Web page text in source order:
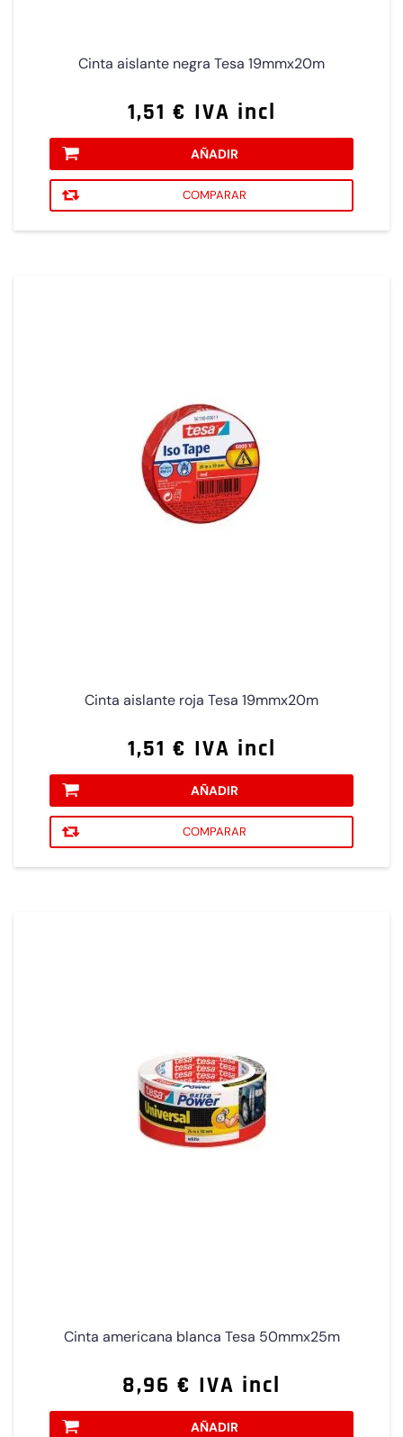
Cinta aislante negra Tesa 19mmx20m
1,51 € IVA incl
AÑADIR
COMPARAR
Cinta aislante roja Tesa 19mmx20m
1,51 € IVA incl
AÑADIR
COMPARAR
Cinta americana blanca Tesa 50mmx25m
8,96 € IVA incl
AÑADIR